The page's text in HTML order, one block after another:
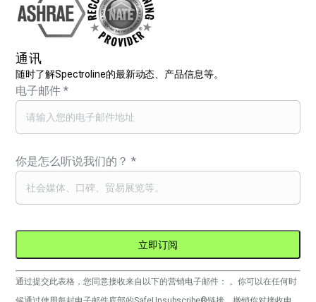
通讯
随时了解Spectroline的最新动态、产品信息等。
电子邮件*
你是怎么听说我们的？*
Constant
Contact
通过提交此表格，您同意接收来自以下的营销电子邮件： 。你可以在任何时